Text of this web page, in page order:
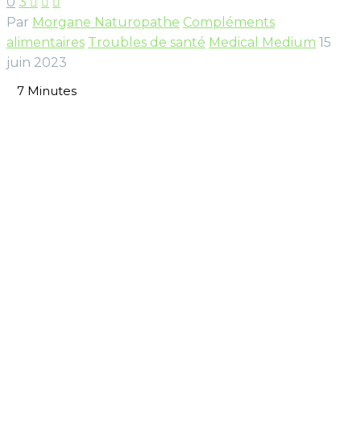
Par Morgane Naturopathe Compléments
alimentaires Troubles de santé Medical Medium 15
juin 2023
7 Minutes